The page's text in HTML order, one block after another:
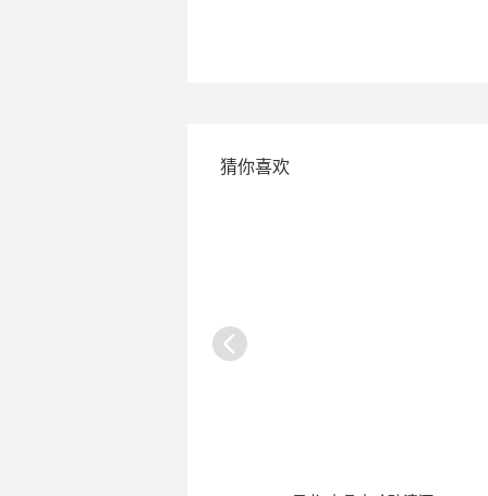
猜你喜欢